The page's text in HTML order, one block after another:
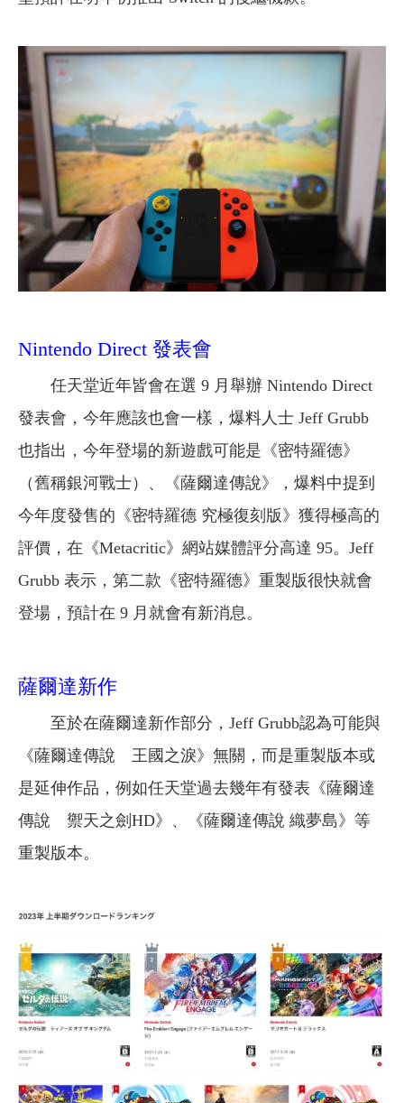
Nintendo Direct 發表會
任天堂近年皆會在選 9 月舉辦 Nintendo Direct
發表會，今年應該也會一樣，爆料人士 Jeff Grubb
也指出，今年登場的新遊戲可能是《密特羅德》
（舊稱銀河戰士）、《薩爾達傳說》，爆料中提到
今年度發售的《密特羅德 究極復刻版》獲得極高的
評價，在《Metacritic》網站媒體評分高達 95。Jeff
Grubb 表示，第二款《密特羅德》重製版很快就會
登場，預計在 9 月就會有新消息。
薩爾達新作
至於在薩爾達新作部分，Jeff Grubb認為可能與
《薩爾達傳說 王國之淚》無關，而是重製版本或
是延伸作品，例如任天堂過去幾年有發表《薩爾達
傳說 禦天之劍HD》、《薩爾達傳說 織夢島》等
重製版本。